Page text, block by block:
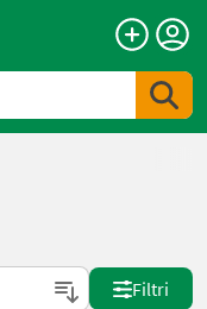
Filtri